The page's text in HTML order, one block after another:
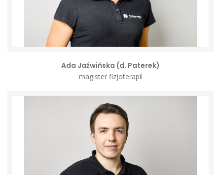
Ada Jaźwińska (d. Paterek)
magister fizjoterapii